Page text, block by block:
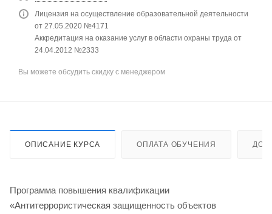
Лицензия на осуществление образовательной деятельности
от 27.05.2020 №4171
Аккредитация на оказание услуг в области охраны труда от
24.04.2012 №2333
Вы можете обсудить скидку с менеджером
ОПИСАНИЕ КУРСА ОПЛАТА ОБУЧЕНИЯ
Программа повышения квалификации
«Антитеррористическая защищенность объектов